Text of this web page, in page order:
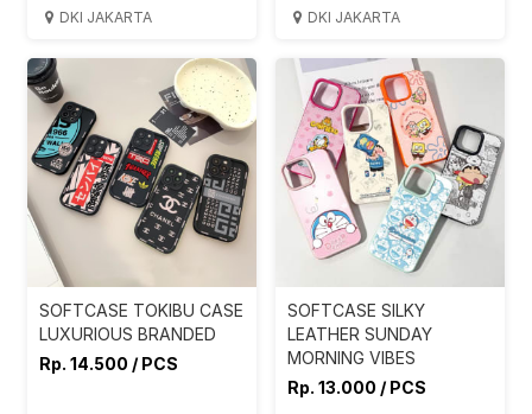
DKI JAKARTA DKI JAKARTA
SOFTCASE TOKIBU CASE
LUXURIOUS BRANDED
Rp. 14.500 / PCS
SOFTCASE SILKY
LEATHER SUNDAY
MORNING VIBES
Rp. 13.000 / PCS